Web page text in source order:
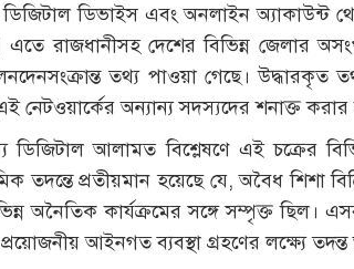
ডিভাইস এবং অনলাইন অ্যাকাউন্ট
এতে রাজধানীসহ দেশের বিভিন্ন জেলার
তথ্য পাওয়া গেছে। উদ্ধারকৃত
নেটওয়ার্কের অন্যান্য সদস্যদের শনাক্ত
আলামত বিশ্লেষণে এই চক্রের
তদন্তে প্রতীয়মান হয়েছে যে, অবৈধ শিশা
অনৈতিক কার্যক্রমের সঙ্গে সম্পৃক্ত ছিল।
আইনগত ব্যবস্থা গ্রহণের লক্ষ্যে